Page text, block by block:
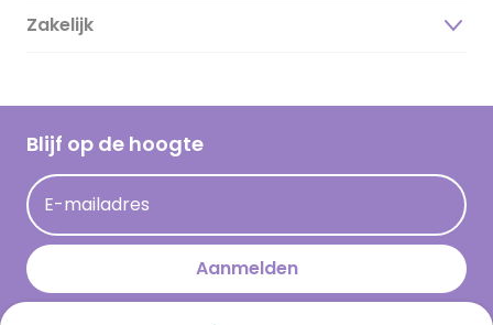
Duurzaamheid
Hallmark Kaartclub
Acties
Persberichten
Hallmark en Kinderpostzegels
Magazine
Cadeau inspiratie
Kaartinspiratie
Zakelijk
Blijf op de hoogte
E-mailadres
Aanmelden